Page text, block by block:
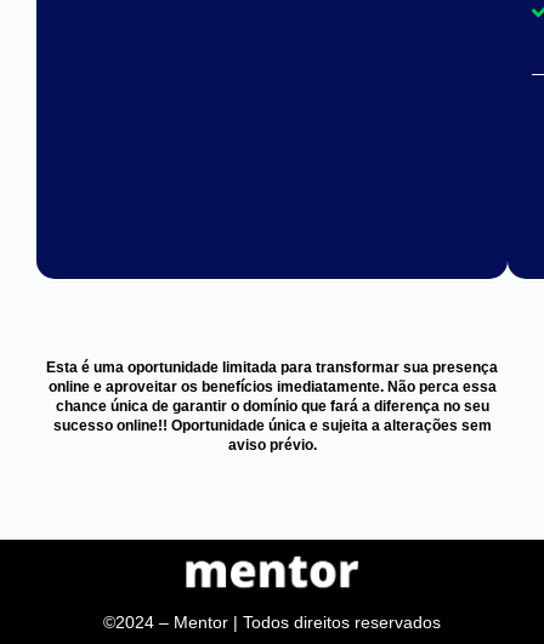
Esta é uma oportunidade limitada para transformar sua presença
online e aproveitar os benefícios imediatamente. Não perca essa
chance única de garantir o domínio que fará a diferença no seu
sucesso online!! Oportunidade única e sujeita a alterações sem
aviso prévio.
©2024 – Mentor | Todos direitos reservados